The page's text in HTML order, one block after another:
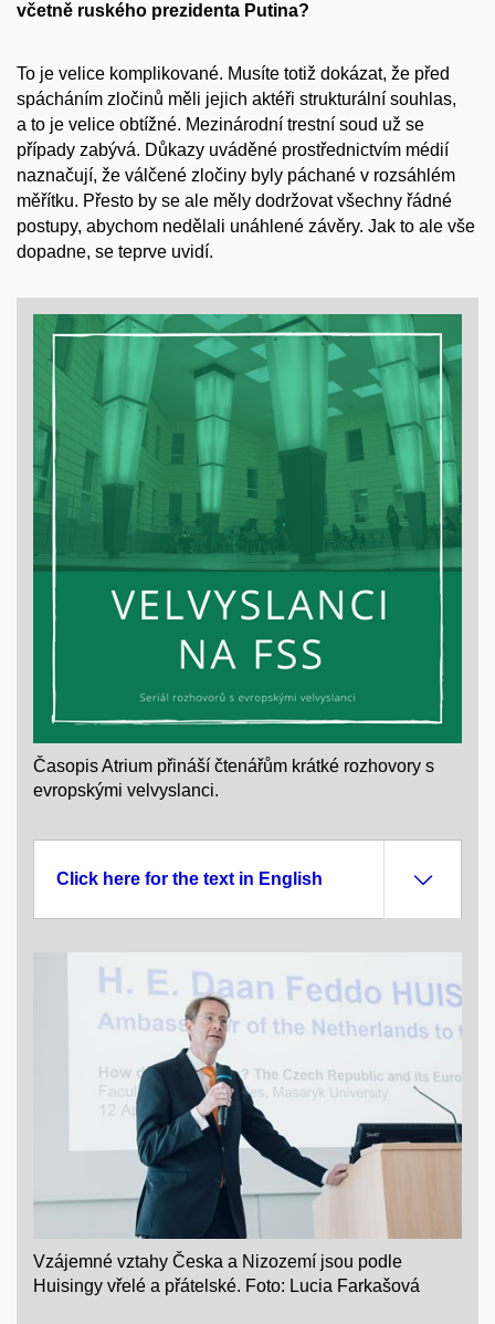
včetně ruského prezidenta Putina?
To je velice komplikované. Musíte totiž dokázat, že před
spácháním zločinů měli jejich aktéři strukturální souhlas,
a to je velice obtížné. Mezinárodní trestní soud už se
případy zabývá. Důkazy uváděné prostřednictvím médií
naznačují, že válčené zločiny byly páchané v rozsáhlém
měřítku. Přesto by se ale měly dodržovat všechny řádné
postupy, abychom nedělali unáhlené závěry. Jak to ale vše
dopadne, se teprve uvidí.
Časopis Atrium přináší čtenářům krátké rozhovory s
evropskými velvyslanci.
Click here for the text in English
Vzájemné vztahy Česka a Nizozemí jsou podle
Huisingy vřelé a přátelské. Foto: Lucia Farkašová